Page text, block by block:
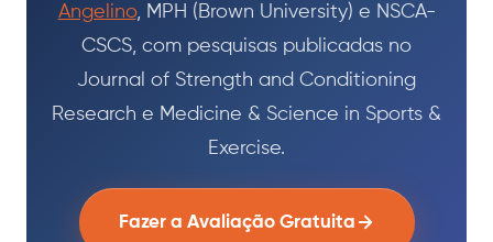
Angelino, MPH (Brown University) e NSCA-
CSCS, com pesquisas publicadas no
Journal of Strength and Conditioning
Research e Medicine & Science in Sports &
Exercise.
Fazer a Avaliação Gratuita